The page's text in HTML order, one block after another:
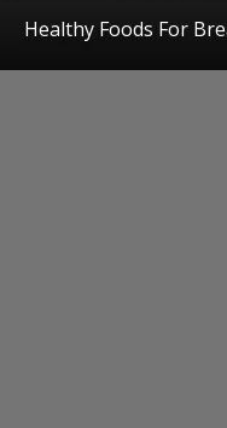
Healthy Foods For